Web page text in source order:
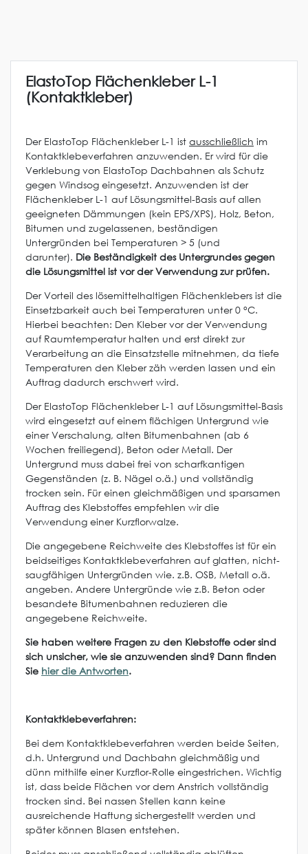
ElastoTop Flächenkleber L-1
(Kontaktkleber)
Der ElastoTop Flächenkleber L-1 ist ausschließlich im
Kontaktklebeverfahren anzuwenden. Er wird für die
Verklebung von ElastoTop Dachbahnen als Schutz
gegen Windsog eingesetzt. Anzuwenden ist der
Flächenkleber L-1 auf Lösungsmittel-Basis auf allen
geeigneten Dämmungen (kein EPS/XPS), Holz, Beton,
Bitumen und zugelassenen, beständigen
Untergründen bei Temperaturen > 5 (und
darunter). Die Beständigkeit des Untergrundes gegen
die Lösungsmittel ist vor der Verwendung zur prüfen.
Der Vorteil des lösemittelhaltigen Flächenklebers ist die
Einsetzbarkeit auch bei Temperaturen unter 0 °C.
Hierbei beachten: Den Kleber vor der Verwendung
auf Raumtemperatur halten und erst direkt zur
Verarbeitung an die Einsatzstelle mitnehmen, da tiefe
Temperaturen den Kleber zäh werden lassen und ein
Auftrag dadurch erschwert wird.
Der ElastoTop Flächenkleber L-1 auf Lösungsmittel-Basis
wird eingesetzt auf einem flächigen Untergrund wie
einer Verschalung, alten Bitumenbahnen (ab 6
Wochen freiliegend), Beton oder Metall. Der
Untergrund muss dabei frei von scharfkantigen
Gegenständen (z. B. Nägel o.ä.) und vollständig
trocken sein. Für einen gleichmäßigen und sparsamen
Auftrag des Klebstoffes empfehlen wir die
Verwendung einer Kurzflorwalze.
Die angegebene Reichweite des Klebstoffes ist für ein
beidseitiges Kontaktklebeverfahren auf glatten, nicht-
saugfähigen Untergründen wie. z.B. OSB, Metall o.ä.
angeben. Andere Untergründe wie z.B. Beton oder
besandete Bitumenbahnen reduzieren die
angegebene Reichweite.
Sie haben weitere Fragen zu den Klebstoffe oder sind
sich unsicher, wie sie anzuwenden sind? Dann finden
Sie hier die Antworten.
Kontaktklebeverfahren:
Bei dem Kontaktklebeverfahren werden beide Seiten,
d.h. Untergrund und Dachbahn gleichmäßig und
dünn mithilfe einer Kurzflor-Rolle eingestrichen. Wichtig
ist, dass beide Flächen vor dem Anstrich vollständig
trocken sind. Bei nassen Stellen kann keine
ausreichende Haftung sichergestellt werden und
später können Blasen entstehen.